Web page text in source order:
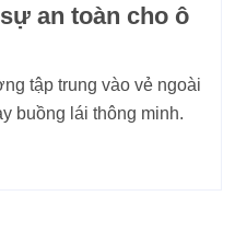
an toàn cho ô
tập trung vào vẻ ngoài
buồng lái thông minh.